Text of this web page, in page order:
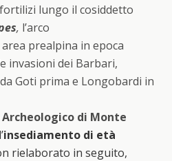
lungo il cosiddetto
, l’arco
prealpina in epoca
invasioni dei Barbari,
Goti prima e Longobardi in
Archeologico di Monte
l’insediamento di età
rielaborato in seguito,